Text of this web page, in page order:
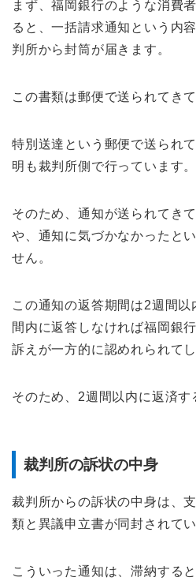
まず、福岡銀行のような消費
ると、一括請求通知という内
判所から封筒が届きます。
この書類は郵便で送られてきて
特別送達という郵便で送られ
明も裁判所側で行っています。
そのため、通知が送られてき
や、通知に気づかなかったと
せん。
この通知の返答期間は2週間
間内に返答しなければ福岡銀
訴えが一方的に認めれられてし
そのため、2週間以内に返済す
裁判所の訴状の中身
裁判所からの訴状の中身は、
類と異議申立書が同封されてい
こういった通知は、滞納する